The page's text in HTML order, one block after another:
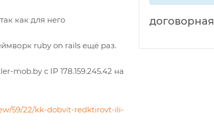
как для него
ruby on rails ещё раз.
mob.by с IP 178.159.245.42 на
59/22/kk-dobvit-redktirovt-ili-
договорная